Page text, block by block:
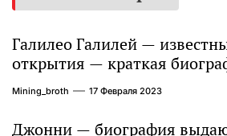
Галилео Галилей —
открытия — краткая
достижения и вклад в науку
Mining_broth 17 Февраля 2023
Джонни — биография